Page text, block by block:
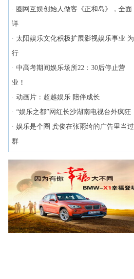
· 圈网互娱创始人做客《正和岛》，全面
详
· 太阳娱乐文化积极扩展影视娱乐事业 为
行
· 中高考期间娱乐场所22：30后停止营
业！
· 动画片：超越娱乐 陪伴成长
· “娱乐之都”网红长沙湖南电视台外疯狂
· 娱乐是个圈 龚俊在张雨绮的广告里当过
群